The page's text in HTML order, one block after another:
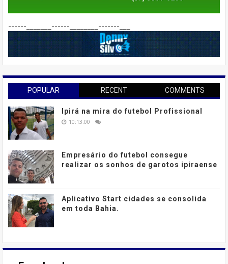
------_______------________-------___
POPULAR RECENT COMMENTS
Ipirá na mira do futebol Profissional
10:13:00
Empresário do futebol consegue
realizar os sonhos de garotos ipiraense
Aplicativo Start cidades se consolida
em toda Bahia.